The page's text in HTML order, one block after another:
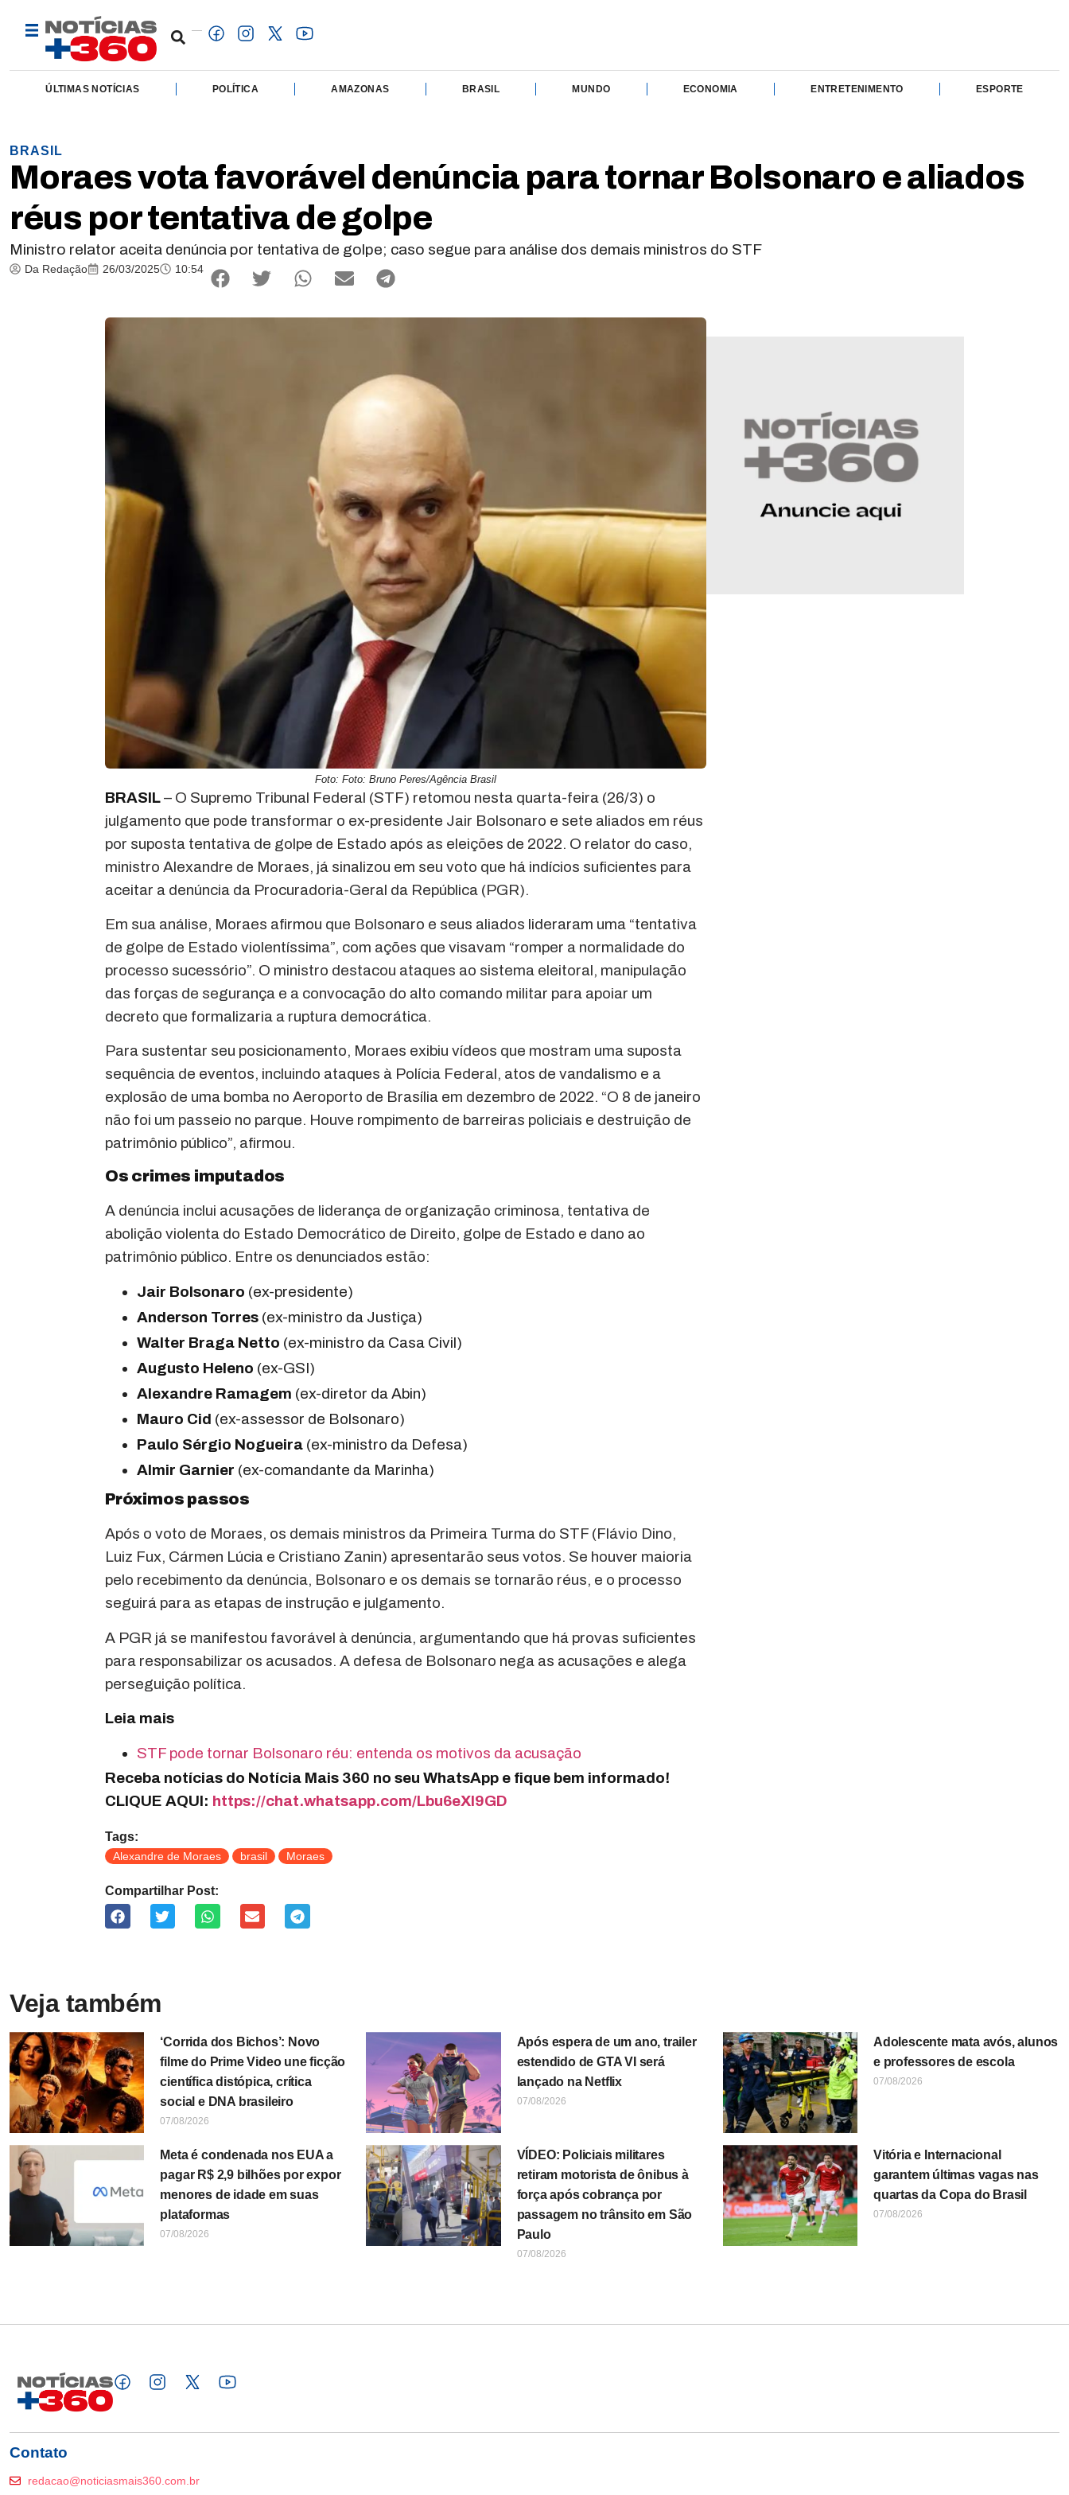
ÚLTIMAS NOTÍCIAS POLÍTICA AMAZONAS BRASIL MUNDO ECONOMIA ENTRETENIMENTO ESPORTE
BRASIL
Moraes vota favorável denúncia para tornar Bolsonaro e aliados
réus por tentativa de golpe
Ministro relator aceita denúncia por tentativa de golpe; caso segue para análise dos demais ministros do STF
Da Redação 26/03/2025 10:54
Foto: Foto: Bruno Peres/Agência Brasil
BRASIL– O Supremo Tribunal Federal (STF) retomou nesta quarta-feira (26/3) o
julgamento que pode transformar o ex-presidente Jair Bolsonaro e sete aliados em réus
por suposta tentativa de golpe de Estado após as eleições de 2022. O relator do caso,
ministro Alexandre de Moraes, já sinalizou em seu voto que há indícios suficientes para
aceitar a denúncia da Procuradoria-Geral da República (PGR).
Em sua análise, Moraes afirmou que Bolsonaro e seus aliados lideraram uma “tentativa
de golpe de Estado violentíssima”, com ações que visavam “romper a normalidade do
processo sucessório”. O ministro destacou ataques ao sistema eleitoral, manipulação
das forças de segurança e a convocação do alto comando militar para apoiar um
decreto que formalizaria a ruptura democrática.
Para sustentar seu posicionamento, Moraes exibiu vídeos que mostram uma suposta
sequência de eventos, incluindo ataques à Polícia Federal, atos de vandalismo e a
explosão de uma bomba no Aeroporto de Brasília em dezembro de 2022. “O 8 de janeiro
não foi um passeio no parque. Houve rompimento de barreiras policiais e destruição de
patrimônio público”, afirmou.
Os crimes imputados
A denúncia inclui acusações de liderança de organização criminosa, tentativa de
abolição violenta do Estado Democrático de Direito, golpe de Estado e dano ao
patrimônio público. Entre os denunciados estão:
Jair Bolsonaro (ex-presidente)
Anderson Torres (ex-ministro da Justiça)
Walter Braga Netto (ex-ministro da Casa Civil)
Augusto Heleno (ex-GSI)
Alexandre Ramagem (ex-diretor da Abin)
Mauro Cid (ex-assessor de Bolsonaro)
Paulo Sérgio Nogueira (ex-ministro da Defesa)
Almir Garnier (ex-comandante da Marinha)
Próximos passos
Após o voto de Moraes, os demais ministros da Primeira Turma do STF (Flávio Dino,
Luiz Fux, Cármen Lúcia e Cristiano Zanin) apresentarão seus votos. Se houver maioria
pelo recebimento da denúncia, Bolsonaro e os demais se tornarão réus, e o processo
seguirá para as etapas de instrução e julgamento.
A PGR já se manifestou favorável à denúncia, argumentando que há provas suficientes
para responsabilizar os acusados. A defesa de Bolsonaro nega as acusações e alega
perseguição política.
Leia mais
STF pode tornar Bolsonaro réu: entenda os motivos da acusação
Receba notícias do Notícia Mais 360 no seu WhatsApp e fique bem informado!
CLIQUE AQUI: https://chat.whatsapp.com/Lbu6eXI9GD
Tags:
Alexandre de Moraes brasil Moraes
Compartilhar Post:
Veja também
‘Corrida dos Bichos’: Novo
filme do Prime Video une ficção
científica distópica, crítica
social e DNA brasileiro
07/08/2026
Após espera de um ano, trailer
estendido de GTA VI será
lançado na Netflix
07/08/2026
Adolescente mata avós, alunos
e professores de escola
07/08/2026
Meta é condenada nos EUA a
pagar R$ 2,9 bilhões por expor
menores de idade em suas
plataformas
07/08/2026
VÍDEO: Policiais militares
retiram motorista de ônibus à
força após cobrança por
passagem no trânsito em São
Paulo
07/08/2026
Vitória e Internacional
garantem últimas vagas nas
quartas da Copa do Brasil
07/08/2026
Contato
redacao@noticiasmais360.com.br